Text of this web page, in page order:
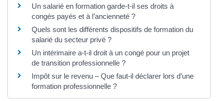
Un salarié en formation garde-t-il ses droits à
congés payés et à l’ancienneté ?
Quels sont les différents dispositifs de formation du
salarié du secteur privé ?
Un intérimaire a-t-il droit à un congé pour un projet
de transition professionnelle ?
Impôt sur le revenu – Que faut-il déclarer lors d’une
formation professionnelle ?